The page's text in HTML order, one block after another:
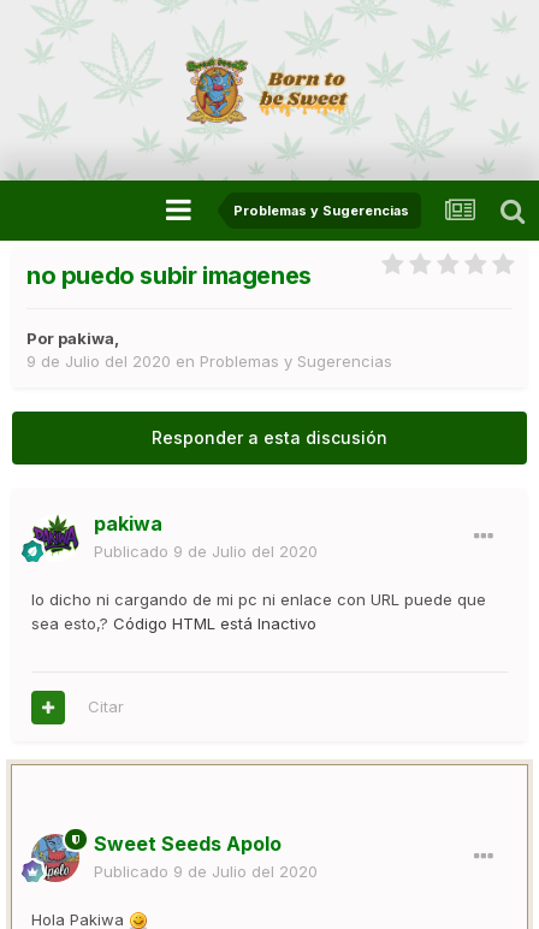
Problemas y Sugerencias
no puedo subir imagenes
Por pakiwa,
9 de Julio del 2020 en Problemas y Sugerencias
Responder a esta discusión
pakiwa
Publicado 9 de Julio del 2020
lo dicho ni cargando de mi pc ni enlace con URL puede que
sea esto,? Código HTML está Inactivo
Citar
Sweet Seeds Apolo
Publicado 9 de Julio del 2020
Hola Pakiwa